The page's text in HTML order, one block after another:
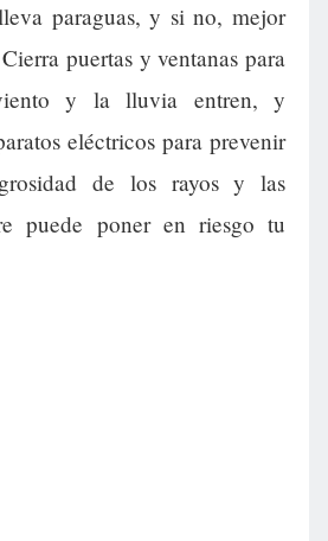
paraguas, y si no, mejor
puertas y ventanas para
y la lluvia entren, y
eléctricos para prevenir
de los rayos y las
puede poner en riesgo tu